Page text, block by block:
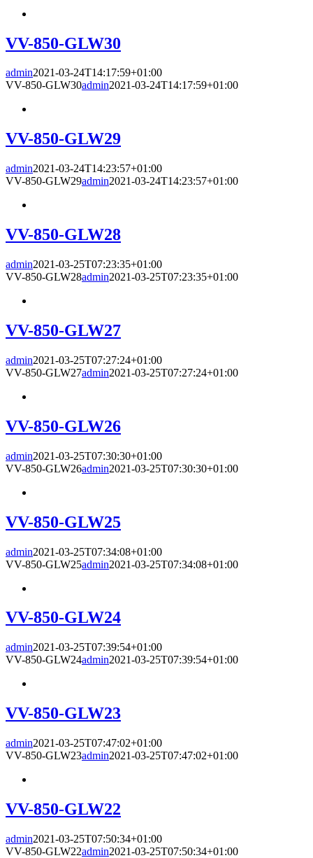
VV-850-GLW30
admin2021-03-24T14:17:59+01:00
VV-850-GLW30admin2021-03-24T14:17:59+01:00
VV-850-GLW29
admin2021-03-24T14:23:57+01:00
VV-850-GLW29admin2021-03-24T14:23:57+01:00
VV-850-GLW28
admin2021-03-25T07:23:35+01:00
VV-850-GLW28admin2021-03-25T07:23:35+01:00
VV-850-GLW27
admin2021-03-25T07:27:24+01:00
VV-850-GLW27admin2021-03-25T07:27:24+01:00
VV-850-GLW26
admin2021-03-25T07:30:30+01:00
VV-850-GLW26admin2021-03-25T07:30:30+01:00
VV-850-GLW25
admin2021-03-25T07:34:08+01:00
VV-850-GLW25admin2021-03-25T07:34:08+01:00
VV-850-GLW24
admin2021-03-25T07:39:54+01:00
VV-850-GLW24admin2021-03-25T07:39:54+01:00
VV-850-GLW23
admin2021-03-25T07:47:02+01:00
VV-850-GLW23admin2021-03-25T07:47:02+01:00
VV-850-GLW22
admin2021-03-25T07:50:34+01:00
VV-850-GLW22admin2021-03-25T07:50:34+01:00